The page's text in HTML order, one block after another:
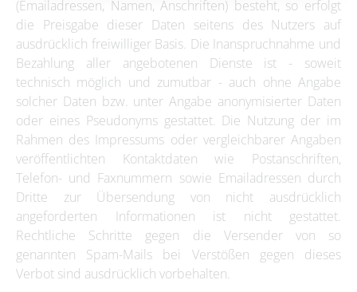
(Emailadressen, Namen, Anschriften) besteht, so erfolgt
die Preisgabe dieser Daten seitens des Nutzers auf
ausdrücklich freiwilliger Basis. Die Inanspruchnahme und
Bezahlung aller angebotenen Dienste ist - soweit
technisch möglich und zumutbar - auch ohne Angabe
solcher Daten bzw. unter Angabe anonymisierter Daten
oder eines Pseudonyms gestattet. Die Nutzung der im
Rahmen des Impressums oder vergleichbarer Angaben
veröffentlichten Kontaktdaten wie Postanschriften,
Telefon- und Faxnummern sowie Emailadressen durch
Dritte zur Übersendung von nicht ausdrücklich
angeforderten Informationen ist nicht gestattet.
Rechtliche Schritte gegen die Versender von so
genannten Spam-Mails bei Verstößen gegen dieses
Verbot sind ausdrücklich vorbehalten.